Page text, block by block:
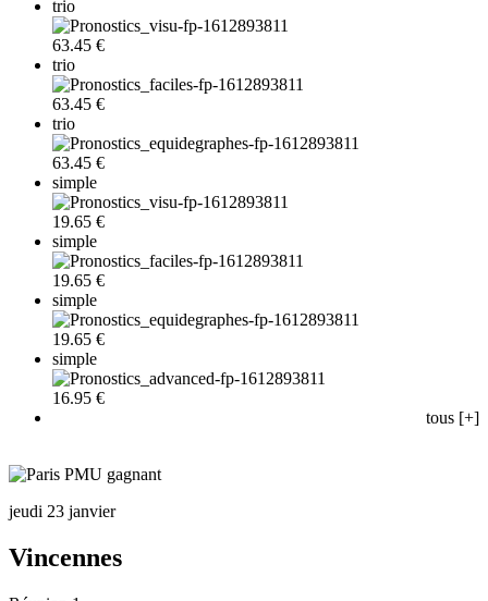
trio
63.45 €
trio
63.45 €
trio
63.45 €
simple
19.65 €
simple
19.65 €
simple
19.65 €
simple
16.95 €
tous [+]
jeudi 23 janvier
Vincennes